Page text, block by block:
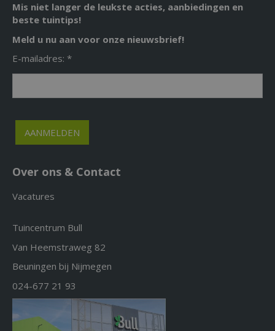
Mis niet langer de leukste acties, aanbiedingen en
beste tuintips!
Meld u nu aan voor onze nieuwsbrief!
E-mailadres: *
Over ons & Contact
Vacatures
Tuincentrum Bull
Van Heemstraweg 82
Beuningen bij Nijmegen
024-677 21 93